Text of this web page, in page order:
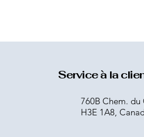
Service à la
760B Chem.
H3E 1A8,